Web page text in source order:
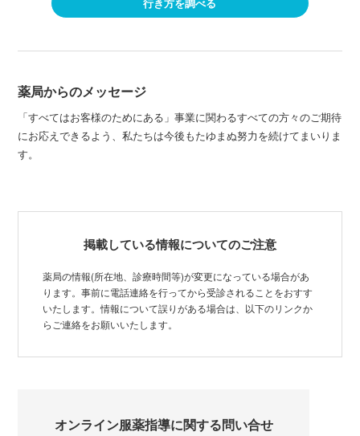
薬局からのメッセージ
「すべてはお客様のためにある」事業に関わるすべての方々のご期待
にお応えできるよう、私たちは今後もたゆまぬ努力を続けてまいりま
す。
掲載している情報についてのご注意
薬局の情報(所在地、診療時間等)が変更になっている場合があ
ります。事前に電話連絡を行ってから受診されることをおすす
いたします。情報について誤りがある場合は、以下のリンクか
らご連絡をお願いいたします。
オンライン服薬指導に関する問い合せ